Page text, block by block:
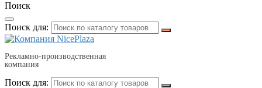
Поиск
Поиск для:
Рекламно-производственная
компания
Поиск для: